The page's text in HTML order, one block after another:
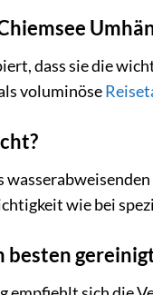
dass sie die
voluminöse
wie bei
besten